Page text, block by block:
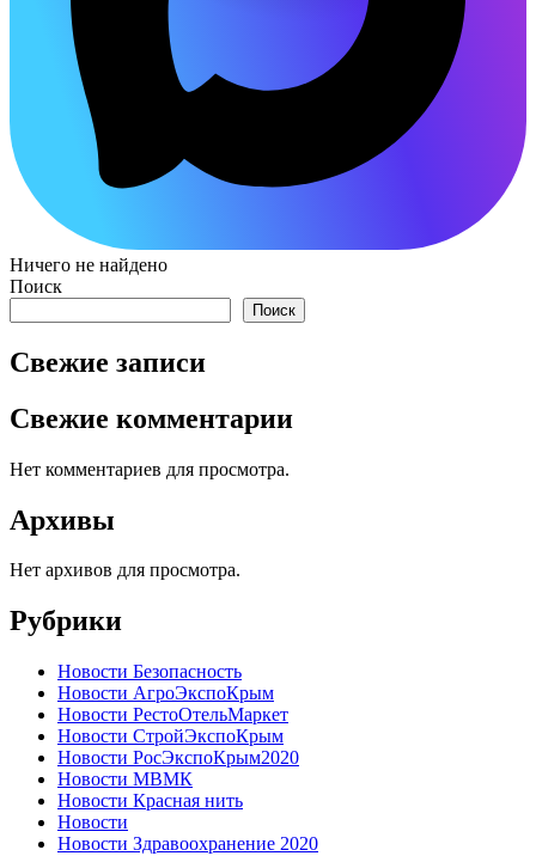
Ничего не найдено
Поиск
Поиск
Свежие записи
Свежие комментарии
Нет комментариев для просмотра.
Архивы
Нет архивов для просмотра.
Рубрики
Новости Безопасность
Новости АгроЭкспоКрым
Новости РестоОтельМаркет
Новости СтройЭкспоКрым
Новости РoсЭкспоКрым2020
Новости МВМК
Новости Красная нить
Новости
Новости Здравоохранение 2020